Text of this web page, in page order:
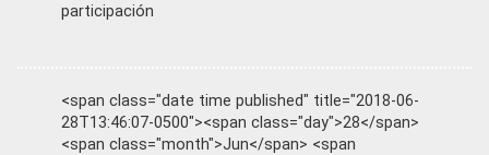
participación
<span class="date time published" title="2018-06-
28T13:46:07-0500"><span class="day">28</span>
<span class="month">Jun</span> <span